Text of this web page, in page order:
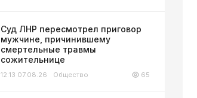
Суд ЛНР пересмотрел приговор
мужчине, причинившему
смертельные травмы
сожительнице
12:13 07.08.26 Общество 65